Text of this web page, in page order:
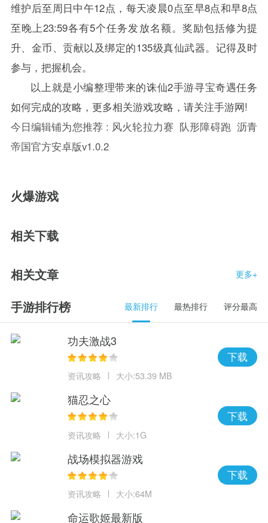
维护后至周日中午12点，每天凌晨0点至早8点和早8点
至晚上23:59各有5个任务发放名额。奖励包括修为提
升、金币、贡献以及绑定的135级真仙武器。记得及时
参与，把握机会。
以上就是小编整理带来的诛仙2手游寻宝奇遇任务
如何完成的攻略，更多相关游戏攻略，请关注手游网!
今日编辑铺为您推荐 : 风火轮拉力赛 队形障碍跑 沥青
帝国官方安卓版v1.0.2
火爆游戏
相关下载
相关文章 更多+
手游排行榜 最新排行 最热排行 评分最高
功夫激战3
资讯攻略 大小:53.39 MB
下载
猫忍之心
资讯攻略 大小:1G
下载
战场模拟器游戏
资讯攻略 大小:64M
下载
命运歌姬最新版